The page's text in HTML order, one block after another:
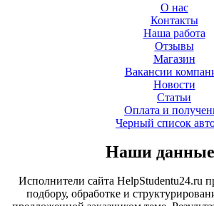
О нас
Контакты
Наша работа
Отзывы
Магазин
Вакансии
Новости
Статьи
Оплата и
Черный список
Наши данные
Исполнители сайта HelpStudentu24.ru
подбору, обработке и